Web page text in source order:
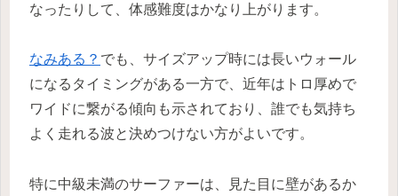
なったりして、体感難度はかなり上がります。
なみある？ でも、サイズアップ時には長いウォール
になるタイミングがある一方で、近年はトロ厚めで
ワイドに繋がる傾向も示されており、誰でも気持ち
よく走れる波と決めつけない方がよいです。
特に中級未満のサーファーは、見た目に壁があるか